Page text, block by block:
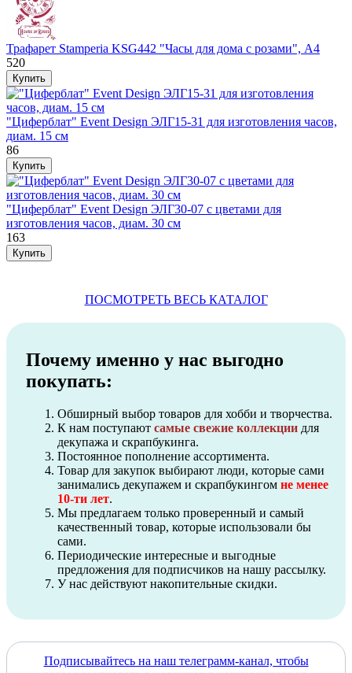
Трафарет Stamperia KSG442 "Часы для дома с розами", А4
520
"Циферблат" Event Design ЭЛГ15-31 для изготовления часов,
диам. 15 см
86
"Циферблат" Event Design ЭЛГ30-07 с цветами для
изготовления часов, диам. 30 см
163
ПОСМОТРЕТЬ ВЕСЬ КАТАЛОГ
Почему именно у нас выгодно
покупать:
Обширный выбор товаров для хобби и творчества.
К нам поступают самые свежие коллекции для
декупажа и скрапбукинга.
Постоянное пополнение ассортимента.
Товар для закупок выбирают люди, которые сами
занимались декупажем и скрапбукингом не менее
10-ти лет.
Мы предлагаем только проверенный и самый
качественный товар, которые использовали бы
сами.
Периодические интересные и выгодные
предложения для подписчиков на нашу рассылку.
У нас действуют накопительные скидки.
Подписывайтесь на наш телеграмм-канал, чтобы